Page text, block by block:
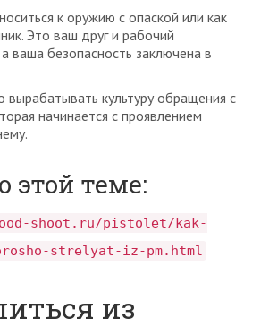
к оружию с опаской или как
Это ваш друг и рабочий
ваша безопасность заключена в
культуру обращения с
начинается с проявлением
этой теме:
shoot.ru/pistolet/kak-
strelyat-iz-pm.html
из